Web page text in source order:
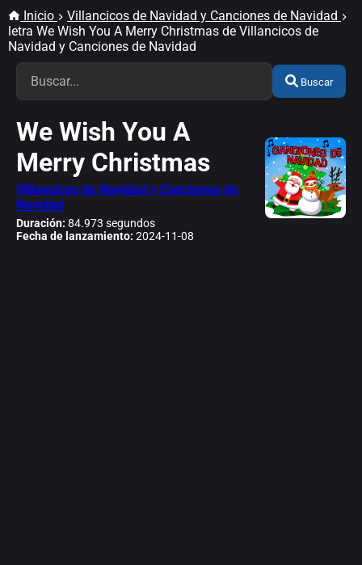
Inicio
Villancicos de Navidad y Canciones de Navidad
letra We Wish You A Merry Christmas de Villancicos de
Navidad y Canciones de Navidad
Buscar
We Wish You A
Merry Christmas
Villancicos de Navidad y Canciones de
Navidad
Duración: 84.973 segundos
Fecha de lanzamiento: 2024-11-08